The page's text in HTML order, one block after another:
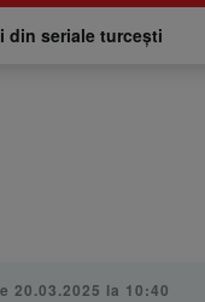
din seriale turcești
20.03.2025 la 10:40